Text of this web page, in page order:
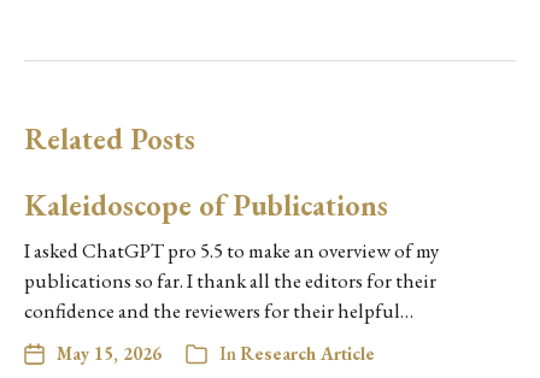
Related Posts
Kaleidoscope of Publications
I asked ChatGPT pro 5.5 to make an overview of my
publications so far. I thank all the editors for their
confidence and the reviewers for their helpful…
May 15, 2026 InResearch Article